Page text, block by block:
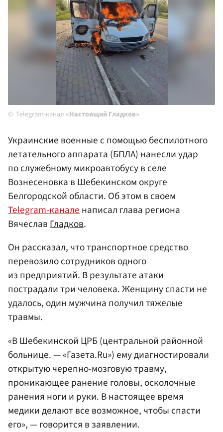
Telegram-канал «Настоящий Гладков»
Украинские военные с помощью беспилотного
летательного аппарата (БПЛА) нанесли удар
по служебному микроавтобусу в селе
Вознесеновка в Шебекинском округе
Белгородской области. Об этом в своем
Telegram-каналенаписал глава региона
ВячеславГладков.
Он рассказал, что транспортное средство
перевозило сотрудников одного
из предприятий. В результате атаки
пострадали три человека. Женщину спасти не
удалось, один мужчина получил тяжелые
травмы.
«В Шебекинской ЦРБ (центральной районной
больнице. — «Газета.Ru») ему диагностировали
открытую черепно-мозговую травму,
проникающее ранение головы, осколочные
ранения ноги и руки. В настоящее время
медики делают все возможное, чтобы спасти
его», — говорится в заявлении.